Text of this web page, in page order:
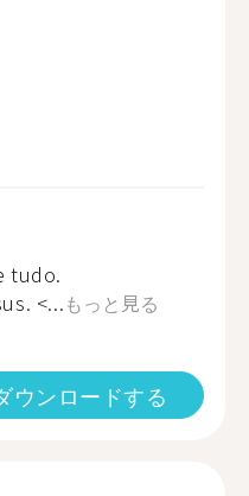
tudo.
<...もっと見る
ウンロードする